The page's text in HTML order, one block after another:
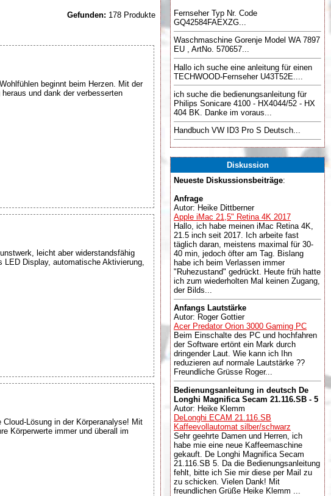
Gefunden: 178 Produkte
beginnt beim Herzen. Mit der
und dank der verbesserten
leicht aber widerstandsfähig
Display, automatische Aktivierung,
Lösung in der Körperanalyse! Mit
Körperwerte immer und überall im
Fernseher Typ Nr. Code
GQ42584FAEXZG...
Waschmaschine Gorenje Model WA 7897
EU , ArtNo. 570657...
Hallo ich suche eine anleitung für einen
TECHWOOD-Fernseher U43T52E....
ich suche die bedienungsanleitung für
Philips Sonicare 4100 - HX4044/52 - HX
404 BK. Danke im voraus...
Handbuch VW ID3 Pro S Deutsch...
Diskussion
Neueste Diskussionsbeiträge:
Anfrage
Autor: Heike Dittberner
Apple iMac 21,5" Retina 4K 2017
Hallo, ich habe meinen iMac Retina 4K,
21.5 inch seit 2017. Ich arbeite fast
täglich daran, meistens maximal für 30-
40 min, jedoch öfter am Tag. Bislang
habe ich beim Verlassen immer
"Ruhezustand" gedrückt. Heute früh hatte
ich zum wiederholten Mal keinen Zugang,
der Bilds...
Anfangs Lautstärke
Autor: Roger Gottier
Acer Predator Orion 3000 Gaming PC
Beim Einschalte des PC und hochfahren
der Software ertönt ein Mark durch
dringender Laut. Wie kann ich Ihn
reduzieren auf normale Lautstärke ??
Freundliche Grüsse Roger...
Bedienungsanleitung in deutsch De
Longhi Magnifica Secam 21.116.SB - 5
Autor: Heike Klemm
DeLonghi ECAM 21.116.SB
Kaffeevollautomat silber/schwarz
Sehr geehrte Damen und Herren, ich
habe mie eine neue Kaffeemaschine
gekauft. De Longhi Magnifica Secam
21.116.SB 5. Da die Bedienungsanleitung
fehlt, bitte ich Sie mir diese per Mail zu
zu schicken. Vielen Dank! Mit
freundlichen Grüße Heike Klemm ...